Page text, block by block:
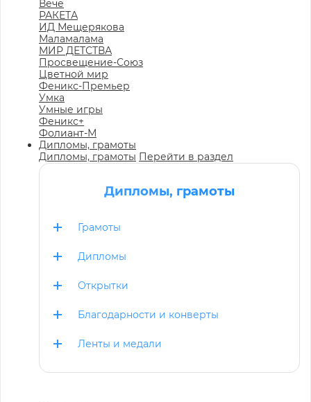
Вече
РАКЕТА
ИД Мещерякова
Маламалама
МИР ДЕТСТВА
Просвещение-Союз
Цветной мир
Феникс-Премьер
Умка
Умные игры
Феникс+
Фолиант-М
Дипломы, грамоты
Дипломы, грамоты Перейти в раздел
Дипломы, грамоты
Грамоты
Дипломы
Открытки
Благодарности и конверты
Ленты и медали